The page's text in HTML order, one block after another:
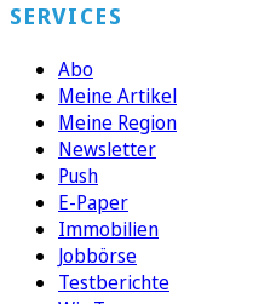
SERVICES
Abo
Meine Artikel
Meine Region
Newsletter
Push
E-Paper
Immobilien
Jobbörse
Testberichte